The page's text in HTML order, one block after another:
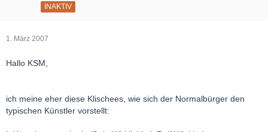
INAKTIV
1. März 2007
Hallo KSM,
ich meine eher diese Klischees, wie sich der Normalbürger den
typischen Künstler vorstellt: